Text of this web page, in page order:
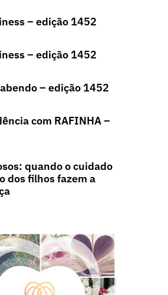
– edição 1452
– edição 1452
– edição 1452
com RAFINHA –
quando o cuidado
dos filhos fazem a